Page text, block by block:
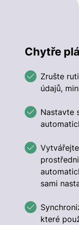
Chytře
Zrušte
údajů,
Nastavte
sami
které